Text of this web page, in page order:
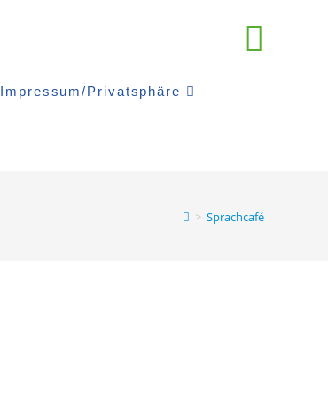
Impressum/Privatsphäre
> Sprachcafé